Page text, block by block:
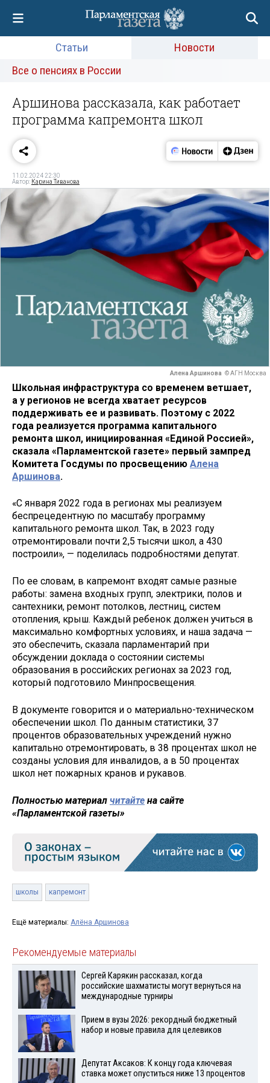
Статьи
Новости
Все о пенсиях в России
Аршинова рассказала, как работает
программа капремонта школ
11.02.2024 22:30
Автор: Карина Тиванова
Алена Аршинова © АГН Москва
Школьная инфраструктура со временем ветшает,
а у регионов не всегда хватает ресурсов
поддерживать ее и развивать. Поэтому с 2022
года реализуется программа капитального
ремонта школ, инициированная «Единой Россией»,
сказала «Парламентской газете» первый зампред
Комитета Госдумы по просвещению Алена
Аршинова.
«С января 2022 года в регионах мы реализуем
беспрецедентную по масштабу программу
капитального ремонта школ. Так, в 2023 году
отремонтировали почти 2,5 тысячи школ, а 430
построили», — поделилась подробностями депутат.
По ее словам, в капремонт входят самые разные
работы: замена входных групп, электрики, полов и
сантехники, ремонт потолков, лестниц, систем
отопления, крыш. Каждый ребенок должен учиться в
максимально комфортных условиях, и наша задача —
это обеспечить, сказала парламентарий при
обсуждении доклада о состоянии системы
образования в российских регионах за 2023 год,
который подготовило Минпросвещения.
В документе говорится и о материально-техническом
обеспечении школ. По данным статистики, 37
процентов образовательных учреждений нужно
капитально отремонтировать, в 38 процентах школ не
созданы условия для инвалидов, а в 50 процентах
школ нет пожарных кранов и рукавов.
Полностью материал читайте на сайте
«Парламентской газеты»
школы капремонт
Ещё материалы: Алёна Аршинова
Рекомендуемые материалы
Сергей Карякин рассказал, когда
российские шахматисты могут вернуться на
международные турниры
Прием в вузы 2026: рекордный бюджетный
набор и новые правила для целевиков
Депутат Аксаков: К концу года ключевая
ставка может опуститься ниже 13 процентов